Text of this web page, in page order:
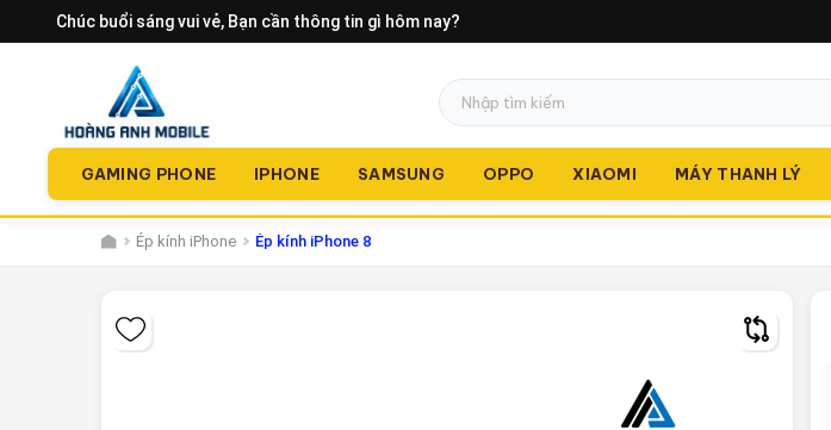
Chúc buổi sáng vui vẻ, Bạn cần thông tin gì hôm nay?
GAMING PHONE IPHONE SAMSUNG OPPO XIAOMI MÁY THANH LÝ
Ép kính iPhone Ép kính iPhone 8